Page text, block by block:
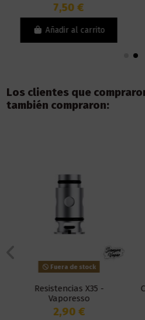
7,50 €
Añadir al carrito
Los clientes que
también compraron:
Fuera de stock
Resistencias X35 -
Vaporesso
2,90 €